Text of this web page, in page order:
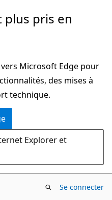
plus pris en
Microsoft Edge pour
des mises à
technique.
Explorer et
Se connecter